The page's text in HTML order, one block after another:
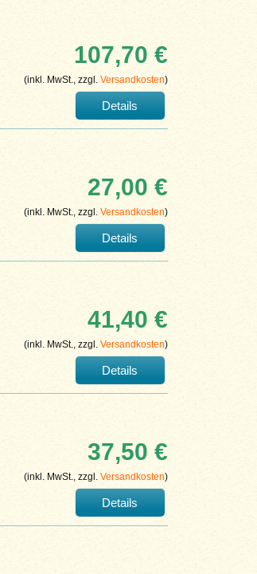
107,70 €
(inkl. MwSt., zzgl. Versandkosten)
Details
27,00 €
(inkl. MwSt., zzgl. Versandkosten)
Details
41,40 €
(inkl. MwSt., zzgl. Versandkosten)
Details
37,50 €
(inkl. MwSt., zzgl. Versandkosten)
Details